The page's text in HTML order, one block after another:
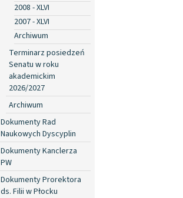
2008 - XLVI
2007 - XLVI
Archiwum
Terminarz posiedzeń
Senatu w roku
akademickim
2026/2027
Archiwum
Dokumenty Rad
Naukowych Dyscyplin
Dokumenty Kanclerza
PW
Dokumenty Prorektora
ds. Filii w Płocku